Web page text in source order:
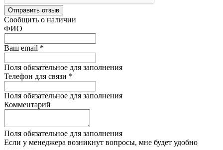
Отправить отзыв
Сообщить о наличии
ФИО
Ваш email *
Поля обязательное для заполнения
Телефон для связи *
Поля обязательное для заполнения
Комментарий
Поля обязательное для заполнения
Если у менеджера возникнут вопросы, мне будет удобно